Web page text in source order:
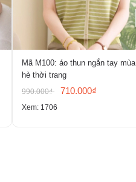
Mã M100: áo thun ngắn tay mùa
hè thời trang
990.000₫ 710.000₫
Xem: 1706